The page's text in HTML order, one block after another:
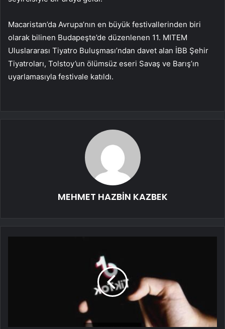
Macaristan’da Avrupa’nın en büyük festivallerinden biri
olarak bilinen Budapeşte’de düzenlenen 11. MITEM
Uluslararası Tiyatro Buluşması’ndan davet alan İBB Şehir
Tiyatroları, Tolstoy’un ölümsüz eseri Savaş ve Barış’ın
uyarlamasıyla festivale katıldı.
MEHMET HAZBİN KAZBEK